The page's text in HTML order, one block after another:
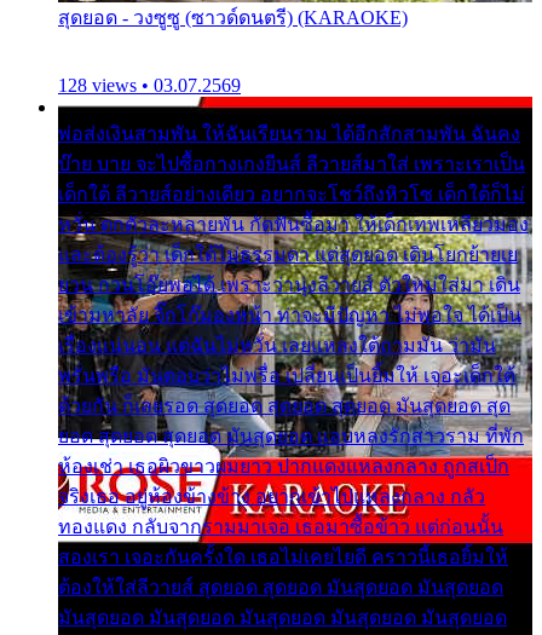
สุดยอด - วงซูซู (ซาวด์ดนตรี) (KARAOKE)
128 views • 03.07.2569
พ่อส่งเงินสามพัน ให้ฉันเรียนราม ได้อีกสักสามพัน ฉันคง
บ๊าย บาย จะไปซื้อกางเกงยีนส์ ลีวายส์มาใส่ เพราะเราเป็น
เด็กใต้ ลีวายส์อย่างเดียว อยากจะโชว์ถึงหิวโซ เด็กใต้ก็ไม่
หวั่น ตกตัวละหลายพัน กัดฟันซื้อมา ให้เด็กเทพเหลียวมอง
และต้องรู้ว่า เด็กใต้ไม่ธรรมดา แต่สุดยอด เดินโยกย้ายเย
ยวน กวนโอ๊ยพอได้ เพราะว่านุ่งลีวายส์ ตัวใหม่ใส่มา เดิน
เข้ามหาลัย จิ๊กโก๊มองหน้า ท่าจะมีปัญหา ไม่พอใจ ได้เป็น
เรื่องแน่นอน แต่ฉันไม่หวั่น เลยแหลงใต้ถามมัน ว่ามัน
พรั่นพรือ มันตอบว่าไม่พรื่อ เปลี่ยนเป็นยิ้มให้ เจอะเด็กใต้
ด้วยกัน ก็เลยรอด สุดยอด สุดยอด สุดยอด มันสุดยอด สุด
ยอด สุดยอด สุดยอด มันสุดยอด แอบหลงรักสาวราม ที่พัก
ห้องเช่า เธอผิวขาวผมยาว ปากแดงแหลงกลาง ถูกสเป็ก
จริงเธอ อยู่ห้องข้างข้าง อยากเข้าไปแหลงกลาง กลัว
ทองแดง กลับจากรามมาเจอ เธอมาซื้อข้าว แต่ก่อนนั้น
สองเรา เจอะกันครั้งใด เธอไม่เคยไยดี คราวนี้เธอยิ้มให้
ต้องให้ใส่ลีวายส์ สุดยอด สุดยอด มันสุดยอด มันสุดยอด
มันสุดยอด มันสุดยอด มันสุดยอด มันสุดยอด มันสุดยอด